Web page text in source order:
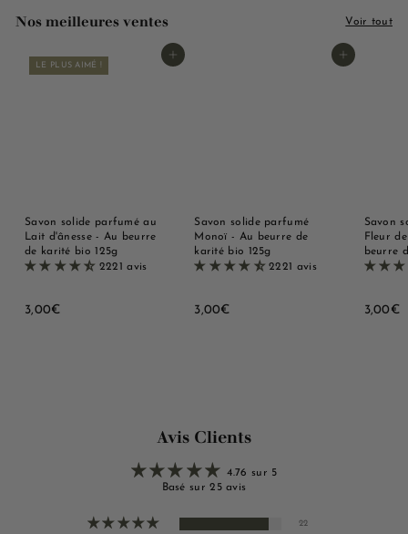
Nos meilleures ventes Voir tout
Ajouter au panier
LE PLUS AIMÉ !
Savon solide parfumé au
Lait d'ânesse - Au beurre
de karité bio 125g
2221 avis
3,00€3
Ajouter au panier
Savon solide parfumé
Monoï - Au beurre de
karité bio 125g
2221 avis
3,00€3
Savon
Fleur
beurre
3,00€3
Avis Clients
4.76 sur 5
Basé sur 25 avis
22